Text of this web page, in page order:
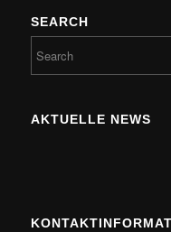
SEARCH
AKTUELLE NEWS